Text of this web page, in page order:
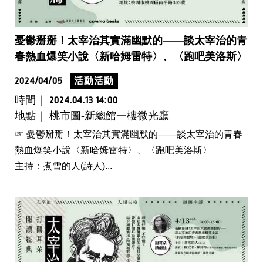
憂鬱掰掰！太宰治其實滿幽默的——談太宰治的青
春熱血爆笑小說〈新哈姆雷特〉、〈跑吧美洛斯〉
2024/04/05 活動活動
時間｜ 2024.04.13 14:00
地點｜ 桃市圖-新總館一樓微光廳
☞ 憂鬱掰掰！太宰治其實滿幽默的——談太宰治的青春
熱血爆笑小說〈新哈姆雷特〉、〈跑吧美洛斯〉
主持：煮雪的人(詩人)...